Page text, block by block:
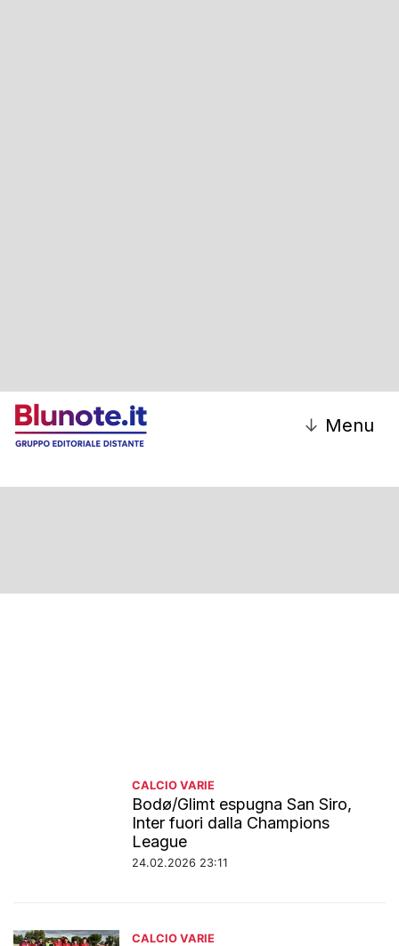
↓ Menu
CALCIO VARIE
Bodø/Glimt espugna San Siro,
Inter fuori dalla Champions
League
24.02.2026 23:11
CALCIO VARIE